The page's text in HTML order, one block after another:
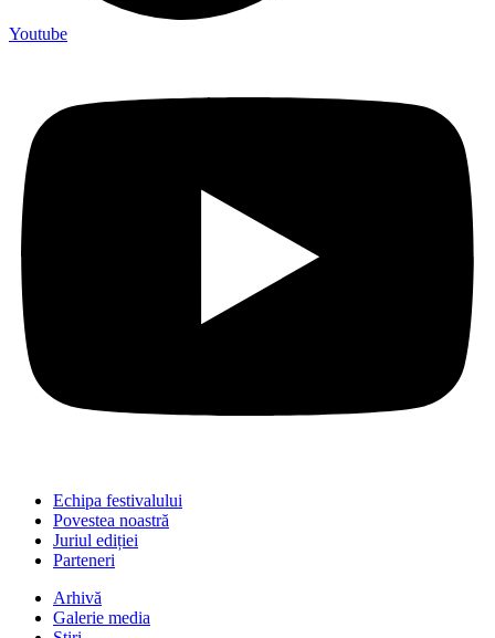
Youtube
Echipa festivalului
Povestea noastră
Juriul ediției
Parteneri
Arhivă
Galerie media